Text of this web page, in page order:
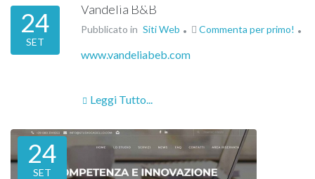
24
SET
Vandelia B&B
Pubblicato in Siti Web Commenta per primo!
www.vandeliabeb.com
Leggi Tutto...
24
SET